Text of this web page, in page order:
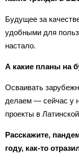
Будущее за
удобными для
настало.
А какие планы на
Осваивать
делаем — сейчас у
проекты в
Расскажите,
году, как-то